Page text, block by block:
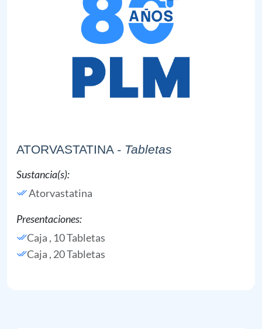
ATORVASTATINA - Tabletas
Sustancia(s):
Atorvastatina
Presentaciones:
Caja , 10 Tabletas
Caja , 20 Tabletas